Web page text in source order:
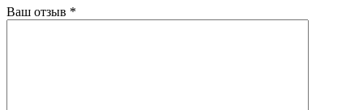
Ваш отзыв *